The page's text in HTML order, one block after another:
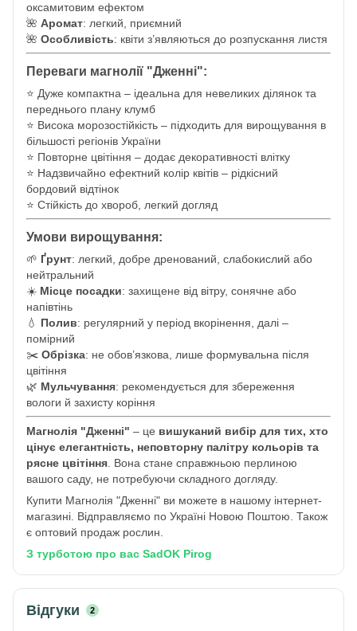
оксамитовим ефектом
🌺 Аромат: легкий, приємний
🌺 Особливість: квіти з’являються до розпускання листя
Переваги магнолії "Дженні":
⭐ Дуже компактна – ідеальна для невеликих ділянок та
переднього плану клумб
⭐ Висока морозостійкість – підходить для вирощування в
більшості регіонів України
⭐ Повторне цвітіння – додає декоративності влітку
⭐ Надзвичайно ефектний колір квітів – рідкісний
бордовий відтінок
⭐ Стійкість до хвороб, легкий догляд
Умови вирощування:
🌱 Ґрунт: легкий, добре дренований, слабокислий або
нейтральний
☀️ Місце посадки: захищене від вітру, сонячне або
напівтінь
💧 Полив: регулярний у період вкорінення, далі –
помірний
✂️ Обрізка: не обов’язкова, лише формувальна після
цвітіння
🌿 Мульчування: рекомендується для збереження
вологи й захисту коріння
Магнолія "Дженні" – це вишуканий вибір для тих, хто
цінує елегантність, неповторну палітру кольорів та
рясне цвітіння . Вона стане справжньою перлиною
вашого саду, не потребуючи складного догляду.
Купити Магнолія "Дженні" ви можете в нашому інтернет-
магазині. Відправляємо по Україні Новою Поштою. Також
є оптовий продаж рослин.
З турботою про вас SadOK Pirog
Відгуки 2